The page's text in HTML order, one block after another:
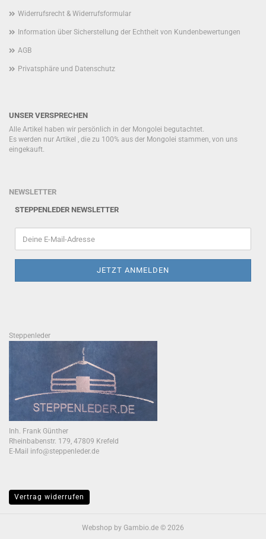
Widerrufsrecht & Widerrufsformular
Information über Sicherstellung der Echtheit von Kundenbewertungen
AGB
Privatsphäre und Datenschutz
UNSER VERSPRECHEN
Alle Artikel haben wir persönlich in der Mongolei begutachtet.
Es werden nur Artikel , die zu 100% aus der Mongolei stammen, von uns
eingekauft.
NEWSLETTER
STEPPENLEDER NEWSLETTER
Steppenleder
Inh. Frank Günther
Rheinbabenstr. 179, 47809 Krefeld
E-Mail info@steppenleder.de
Vertrag widerrufen
Webshop by Gambio.de © 2026